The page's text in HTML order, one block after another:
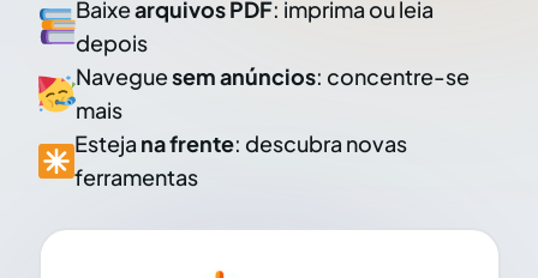
Baixearquivos PDF: imprima ou leia
depois
Naveguesem anúncios: concentre-se
mais
Esteja na frente: descubra novas
ferramentas